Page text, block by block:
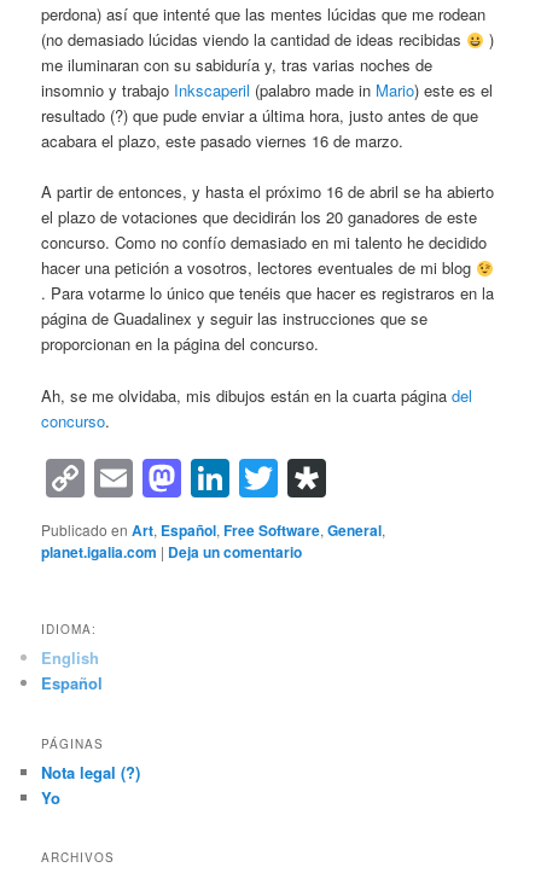
perdona) así que intenté que las mentes lúcidas que me rodean
(no demasiado lúcidas viendo la cantidad de ideas recibidas
)
me iluminaran con su sabiduría y, tras varias noches de
insomnio y trabajo Inkscaperil (palabro made in Mario) este es el
resultado (?) que pude enviar a última hora, justo antes de que
acabara el plazo, este pasado viernes 16 de marzo.
A partir de entonces, y hasta el próximo 16 de abril se ha abierto
el plazo de votaciones que decidirán los 20 ganadores de este
concurso. Como no confío demasiado en mi talento he decidido
hacer una petición a vosotros, lectores eventuales de mi blog
. Para votarme lo único que tenéis que hacer es registraros en la
página de Guadalinex y seguir las instrucciones que se
proporcionan en la página del concurso.
Ah, se me olvidaba, mis dibujos están en la cuarta páginadel
concurso.
Copy
Link
EmailMastodon
LinkedIn
Twitter
Publicado en Art, Español,Free Software,General,
planet.igalia.com | Deja un comentario
IDIOMA:
English
Español
PÁGINAS
Nota legal (?)
Yo
ARCHIVOS